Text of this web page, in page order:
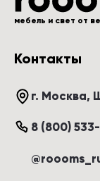
мебель и свет от
Контакты
г. Москва,
8 (800)